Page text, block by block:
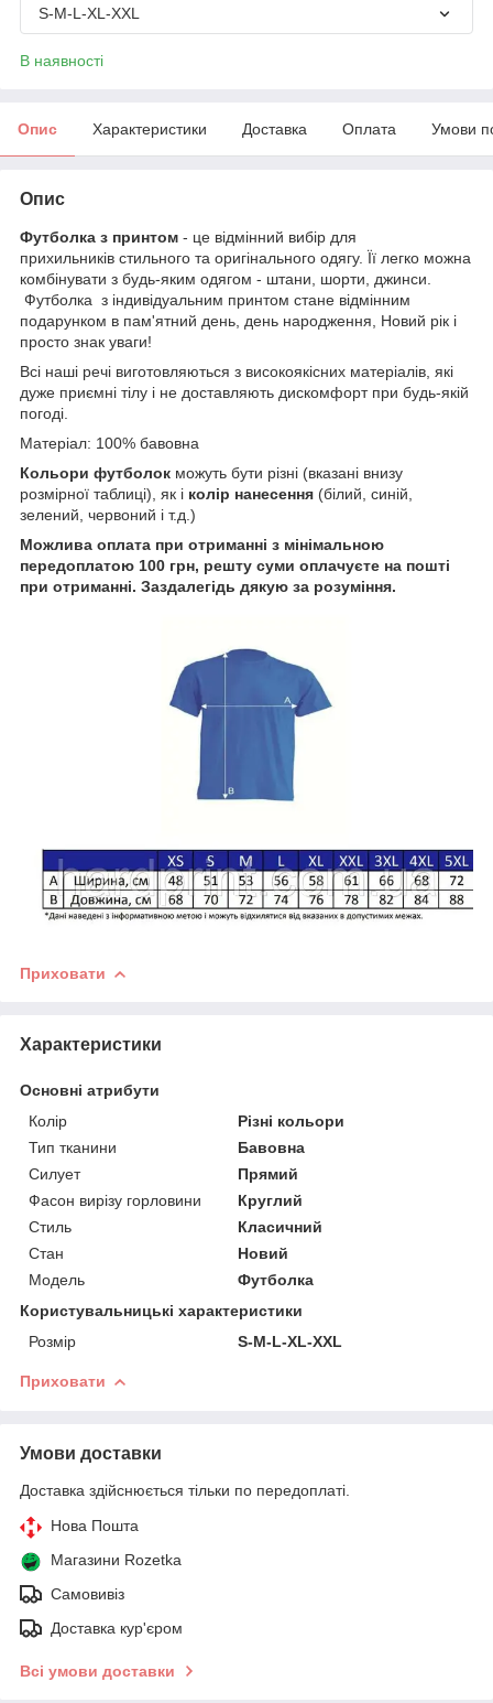
S-M-L-XL-XXL
В наявності
Опис Характеристики Доставка Оплата Умови
Опис
Футболка з принтом - це відмінний вибір для
прихильників стильного та оригінального одягу. Її легко можна
комбінувати з будь-яким одягом - штани, шорти, джинси.
Футболка з індивідуальним принтом стане відмінним
подарунком в пам'ятний день, день народження, Новий рік і
просто знак уваги!
Всі наші речі виготовляються з високоякісних матеріалів, які
дуже приємні тілу і не доставляють дискомфорт при будь-якій
погоді.
Матеріал: 100% бавовна
Кольори футболок можуть бути різні (вказані внизу
розмірної таблиці), як і колір нанесення (білий, синій,
зелений, червоний і т.д.)
Можлива оплата при отриманні з мінімальною
передоплатою 100 грн, решту суми оплачуєте на пошті
при отриманні. Заздалегідь дякую за розуміння.
Приховати
Характеристики
Основні атрибути
Колір
Різні кольори
Тип тканини
Бавовна
Силует
Прямий
Фасон вирізу горловини
Круглий
Стиль
Класичний
Стан
Новий
Модель
Футболка
Користувальницькі характеристики
Розмір
S-M-L-XL-XXL
Приховати
Умови доставки
Доставка здійснюється тільки по передоплаті.
Нова Пошта
Магазини Rozetka
Самовивіз
Доставка кур'єром
Всі умови доставки